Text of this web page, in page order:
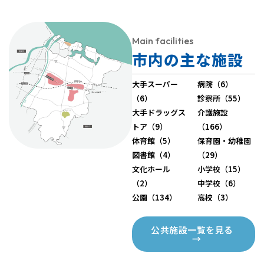
Main facilities
市内の主な施設
大手スーパー
（6）
大手ドラッグス
トア（9）
体育館（5）
図書館（4）
文化ホール
（2）
公園（134）
病院（6）
診察所（55）
介護施設
（166）
保育園・幼稚園
（29）
小学校（15）
中学校（6）
高校（3）
公共施設一覧を見る
→